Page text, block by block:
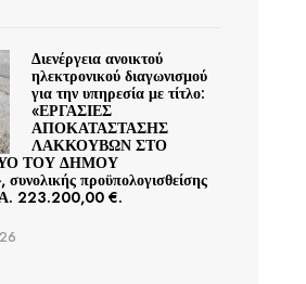
Διενέργεια ανοικτού
ηλεκτρονικού διαγωνισμού
για την υπηρεσία με τίτλο:
«ΕΡΓΑΣΙΕΣ
ΑΠΟΚΑΤΑΣΤΑΣΗΣ
ΛΑΚΚΟΥΒΩΝ ΣΤΟ
ΤΟΥ ΔΗΜΟΥ
προϋπολογισθείσης
223.200,00 €.